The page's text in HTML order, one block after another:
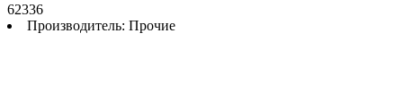
62336
Производитель: Прочие